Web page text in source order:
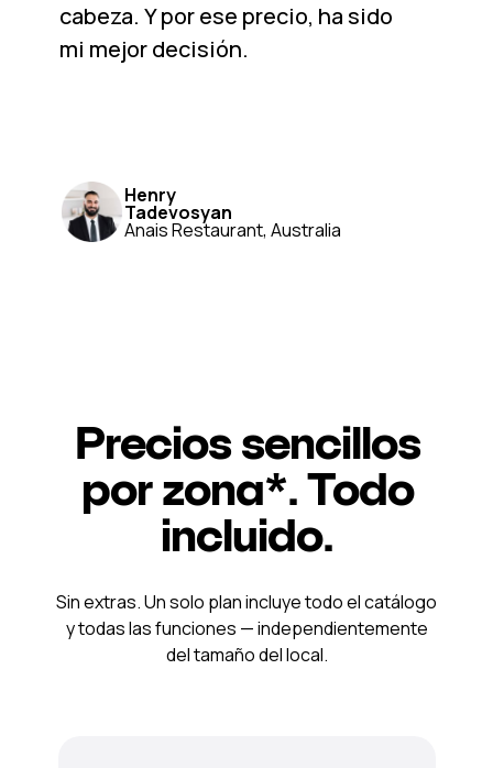
cabeza. Y por ese precio, ha sido
mi mejor decisión.
Henry
Tadevosyan
Anais Restaurant, Australia
Precios sencillos
por zona*. Todo
incluido.
Sin extras. Un solo plan incluye todo el catálogo
y todas las funciones — independientemente
del tamaño del local.